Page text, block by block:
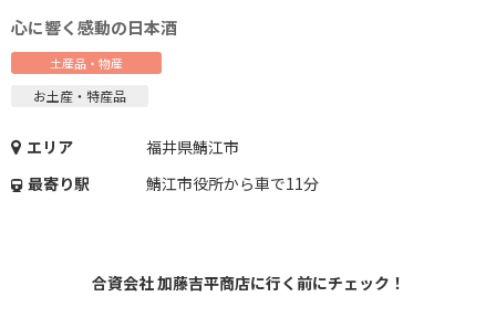
心に響く感動の日本酒
土産品・物産
お土産・特産品
エリア
福井県鯖江市
最寄り駅
鯖江市役所から車で11分
合資会社 加藤吉平商店に行く前にチェック！